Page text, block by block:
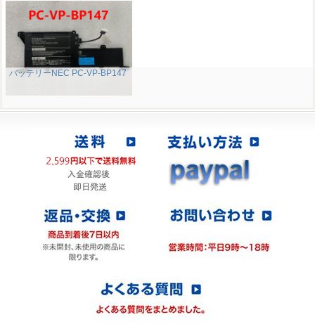
バッテリーNEC PC-VP-BP147